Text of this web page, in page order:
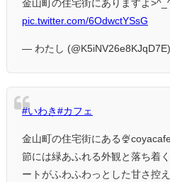
金山町の住宅街にありますよ
pic.twitter.com/6OdwctYSsG
— わたし (@K5iNV26e8KJqD7E)
#いわき #カフェ
金山町の住宅街にある
節には緑あふれる外観と落ち着
ートがふわふわっとした甘さ控